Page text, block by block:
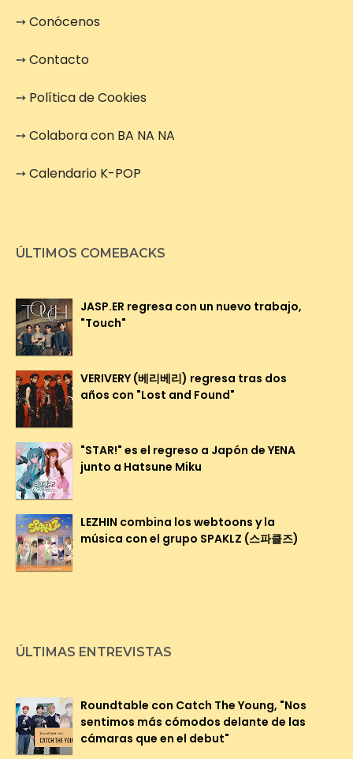
➙Conócenos
➙Contacto
➙ Política de Cookies
➙Colabora con BA NA NA
➙Calendario K-POP
ÚLTIMOS COMEBACKS
JASP.ER regresa con un nuevo trabajo,
"Touch"
VERIVERY (베리베리) regresa tras dos
años con "Lost and Found"
"STAR!" es el regreso a Japón de YENA
junto a Hatsune Miku
LEZHIN combina los webtoons y la
música con el grupo SPAKLZ (스파클즈)
ÚLTIMAS ENTREVISTAS
Roundtable con Catch The Young, "Nos
sentimos más cómodos delante de las
cámaras que en el debut"